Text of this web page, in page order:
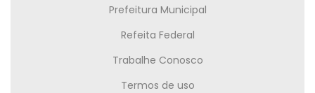
Prefeitura Municipal
Refeita Federal
Trabalhe Conosco
Termos de uso